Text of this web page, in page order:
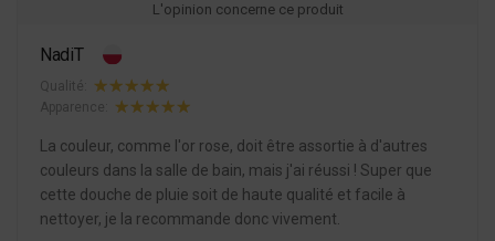
L'opinion concerne ce produit
NadiT
Qualité:
Apparence:
La couleur, comme l'or rose, doit être assortie à d'autres
couleurs dans la salle de bain, mais j'ai réussi ! Super que
cette douche de pluie soit de haute qualité et facile à
nettoyer, je la recommande donc vivement.